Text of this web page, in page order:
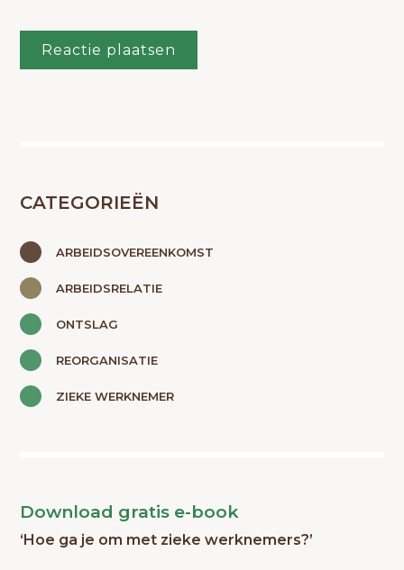
CATEGORIEËN
ARBEIDSOVEREENKOMST
ARBEIDSRELATIE
ONTSLAG
REORGANISATIE
ZIEKE WERKNEMER
Download gratis e-book
‘Hoe ga je om met zieke werknemers?’